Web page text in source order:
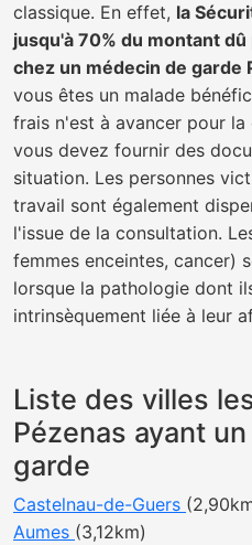
classique. En effet, la
jusqu'à 70% du montant
chez un médecin de garde
vous êtes un malade
frais n'est à avancer pour
vous devez fournir des
situation. Les personnes
travail sont également
l'issue de la consultation.
femmes enceintes, cancer)
lorsque la pathologie dont
intrinsèquement liée à leur
Liste des villes
Pézenas ayant
garde
Castelnau-de-Guers
Aumes (3,12km)